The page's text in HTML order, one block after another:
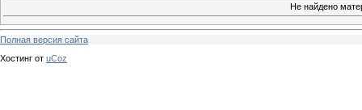
Не найдено
Полная версия сайта
Хостинг от uCoz